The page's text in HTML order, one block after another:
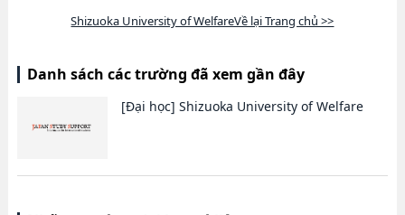
Shizuoka University of WelfareVề lại Trang chủ >>
Danh sách các trường đã xem gần đây
[Đại học] Shizuoka University of Welfare